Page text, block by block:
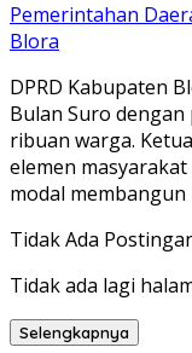
Pemerintahan
Blora
DPRD Kabupaten
Bulan Suro
ribuan warga.
elemen
modal
Tidak Ada
Tidak ada lagi
Selengkapnya